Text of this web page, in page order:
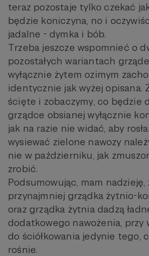
teraz pozostaje tylko czekać
będzie koniczyna, no i
jadalne - dymka i bób.
Trzeba jeszcze wspomnieć o
pozostałych wariantach
wyłącznie żytem ozimym
identycznie jak wyżej opisana.
ścięte i zobaczymy, co będzie
grządce obsianej wyłącznie
jak na razie nie widać, aby
wysiewać zielone nawozy
nie w październiku, jak
zrobić.
Podsumowując, mam nadzieję,
przynajmniej grządka żytnio-
oraz grządka żytnia dadzą
dodatkowego nawożenia, przy
do ściółkowania jedynie tego,
rośnie.